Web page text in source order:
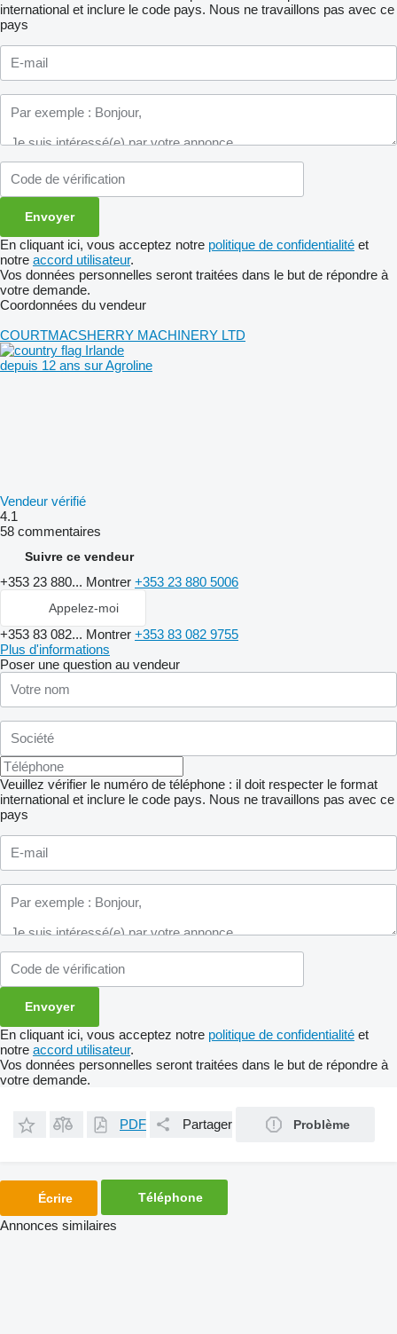
international et inclure le code pays. Nous ne travaillons pas avec ce
pays
En cliquant ici, vous acceptez notre politique de confidentialité et
notre accord utilisateur.
Vos données personnelles seront traitées dans le but de répondre à
votre demande.
Coordonnées du vendeur
COURTMACSHERRY MACHINERY LTD
Irlande
depuis 12 ans sur Agroline
Vendeur vérifié
4.1
58 commentaires
Suivre ce vendeur
+353 23 880... Montrer +353 23 880 5006
Appelez-moi
+353 83 082... Montrer +353 83 082 9755
Plus d'informations
Poser une question au vendeur
Veuillez vérifier le numéro de téléphone : il doit respecter le format
international et inclure le code pays. Nous ne travaillons pas avec ce
pays
En cliquant ici, vous acceptez notre politique de confidentialité et
notre accord utilisateur.
Vos données personnelles seront traitées dans le but de répondre à
votre demande.
PDF Partager Problème
Écrire Téléphone
Annonces similaires